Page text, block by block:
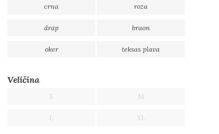
crna roza
drap braon
oker teksas plava
Veličina
S M
L XL